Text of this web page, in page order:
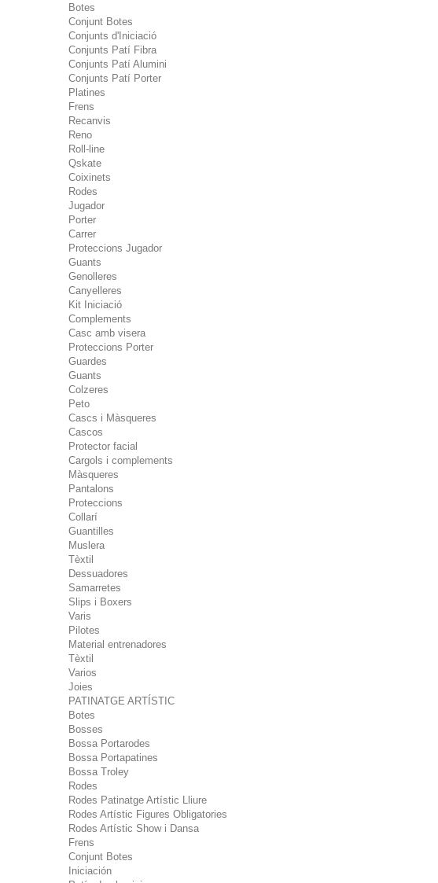
Botes
Conjunt Botes
Conjunts d'Iniciació
Conjunts Patí Fibra
Conjunts Patí Alumini
Conjunts Patí Porter
Platines
Frens
Recanvis
Reno
Roll-line
Qskate
Coixinets
Rodes
Jugador
Porter
Carrer
Proteccions Jugador
Guants
Genolleres
Canyelleres
Kit Iniciació
Complements
Casc amb visera
Proteccions Porter
Guardes
Guants
Colzeres
Peto
Cascs i Màsqueres
Cascos
Protector facial
Cargols i complements
Màsqueres
Pantalons
Proteccions
Collarí
Guantilles
Muslera
Tèxtil
Dessuadores
Samarretes
Slips i Boxers
Varis
Pilotes
Material entrenadores
Tèxtil
Varios
Joies
PATINATGE ARTÍSTIC
Botes
Bosses
Bossa Portarodes
Bossa Portapatines
Bossa Troley
Rodes
Rodes Patinatge Artístic Lliure
Rodes Artístic Figures Obligatories
Rodes Artístic Show i Dansa
Frens
Conjunt Botes
Iniciación